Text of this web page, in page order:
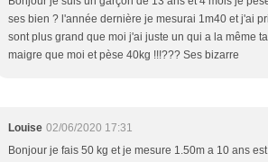
ses bien ? l'année dernière je mesurai 1m40 et j'ai
sont plus grand que moi j'ai juste un qui a la même
maigre que moi et pèse 40kg !!!??? Ses bizarre
Louise 02/06/2020 17:31
Bonjour je fais 50 kg et je mesure 1.50m a 10 ans